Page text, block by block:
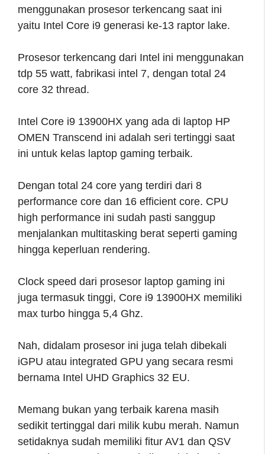
menggunakan prosesor terkencang saat ini
yaitu Intel Core i9 generasi ke-13 raptor lake.
Prosesor terkencang dari Intel ini menggunakan
tdp 55 watt, fabrikasi intel 7, dengan total 24
core 32 thread.
Intel Core i9 13900HX yang ada di laptop HP
OMEN Transcend ini adalah seri tertinggi saat
ini untuk kelas laptop gaming terbaik.
Dengan total 24 core yang terdiri dari 8
performance core dan 16 efficient core. CPU
high performance ini sudah pasti sanggup
menjalankan multitasking berat seperti gaming
hingga keperluan rendering.
Clock speed dari prosesor laptop gaming ini
juga termasuk tinggi, Core i9 13900HX memiliki
max turbo hingga 5,4 Ghz.
Nah, didalam prosesor ini juga telah dibekali
iGPU atau integrated GPU yang secara resmi
bernama Intel UHD Graphics 32 EU.
Memang bukan yang terbaik karena masih
sedikit tertinggal dari milik kubu merah. Namun
setidaknya sudah memiliki fitur AV1 dan QSV